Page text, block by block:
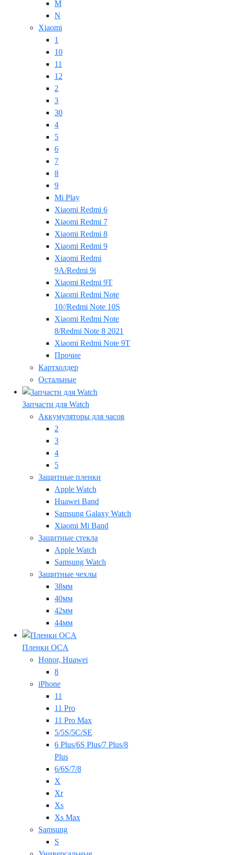
M
N
Xiaomi
1
10
11
12
2
3
30
4
5
6
7
8
9
Mi Play
Xiaomi Redmi 6
Xiaomi Redmi 7
Xiaomi Redmi 8
Xiaomi Redmi 9
Xiaomi Redmi
9A/Redmi 9i
Xiaomi Redmi 9T
Xiaomi Redmi Note
10//Redmi Note 10S
Xiaomi Redmi Note
8/Redmi Note 8 2021
Xiaomi Redmi Note 9T
Прочие
Картхолдер
Остальные
Запчасти для Watch
Аккумуляторы для часов
2
3
4
5
Защитные пленки
Apple Watch
Huawei Band
Samsung Galaxy Watch
Xiaomi Mi Band
Защитные стекла
Apple Watch
Samsung Watch
Защитные чехлы
38мм
40мм
42мм
44мм
Пленки OCA
Honor, Huawei
8
iPhone
11
11 Pro
11 Pro Max
5/5S/5C/SE
6 Plus/6S Plus/7 Plus/8
Plus
6/6S/7/8
X
Xr
Xs
Xs Max
Samsung
S